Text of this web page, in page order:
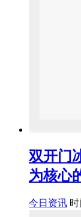
双开门
为核心
今日资讯 时